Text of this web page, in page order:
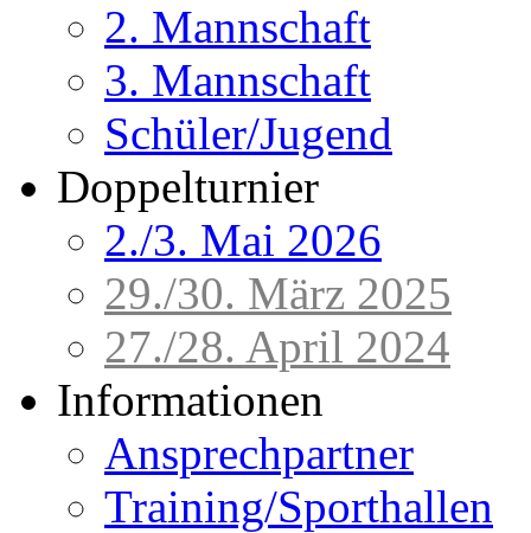
2. Mannschaft
3. Mannschaft
Schüler/Jugend
Doppelturnier
2./3. Mai 2026
29./30. März 2025
27./28. April 2024
Informationen
Ansprechpartner
Training/Sporthallen